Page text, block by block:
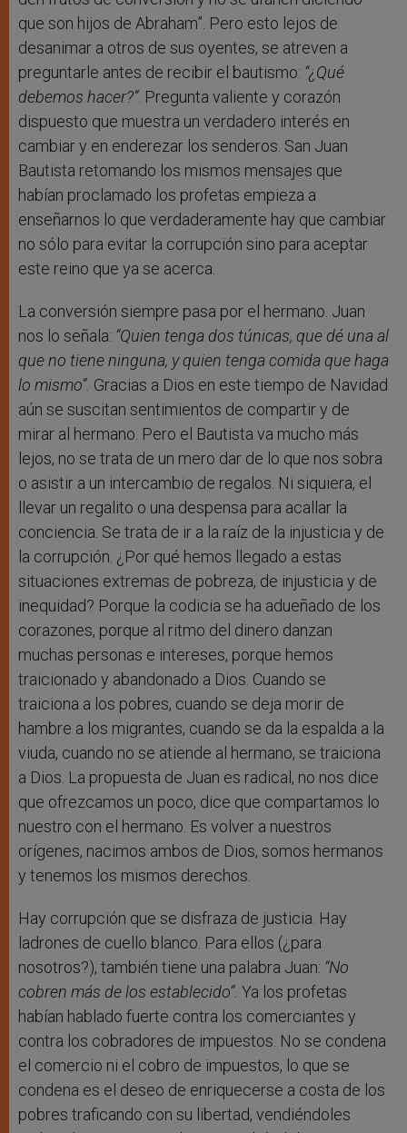
que son hijos de Abraham”. Pero esto lejos de
desanimar a otros de sus oyentes, se atreven a
preguntarle antes de recibir el bautismo: “¿Qué
debemos hacer?”. Pregunta valiente y corazón
dispuesto que muestra un verdadero interés en
cambiar y en enderezar los senderos. San Juan
Bautista retomando los mismos mensajes que
habían proclamado los profetas empieza a
enseñarnos lo que verdaderamente hay que cambiar
no sólo para evitar la corrupción sino para aceptar
este reino que ya se acerca.
La conversión siempre pasa por el hermano. Juan
nos lo señala: “Quien tenga dos túnicas, que dé una al
que no tiene ninguna, y quien tenga comida que haga
lo mismo”. Gracias a Dios en este tiempo de Navidad
aún se suscitan sentimientos de compartir y de
mirar al hermano. Pero el Bautista va mucho más
lejos, no se trata de un mero dar de lo que nos sobra
o asistir a un intercambio de regalos. Ni siquiera, el
llevar un regalito o una despensa para acallar la
conciencia. Se trata de ir a la raíz de la injusticia y de
la corrupción. ¿Por qué hemos llegado a estas
situaciones extremas de pobreza, de injusticia y de
inequidad? Porque la codicia se ha adueñado de los
corazones, porque al ritmo del dinero danzan
muchas personas e intereses, porque hemos
traicionado y abandonado a Dios. Cuando se
traiciona a los pobres, cuando se deja morir de
hambre a los migrantes, cuando se da la espalda a la
viuda, cuando no se atiende al hermano, se traiciona
a Dios. La propuesta de Juan es radical, no nos dice
que ofrezcamos un poco, dice que compartamos lo
nuestro con el hermano. Es volver a nuestros
orígenes, nacimos ambos de Dios, somos hermanos
y tenemos los mismos derechos.
Hay corrupción que se disfraza de justicia. Hay
ladrones de cuello blanco. Para ellos (¿para
nosotros?), también tiene una palabra Juan: “No
cobren más de los establecido”. Ya los profetas
habían hablado fuerte contra los comerciantes y
contra los cobradores de impuestos. No se condena
el comercio ni el cobro de impuestos, lo que se
condena es el deseo de enriquecerse a costa de los
pobres traficando con su libertad, vendiéndoles